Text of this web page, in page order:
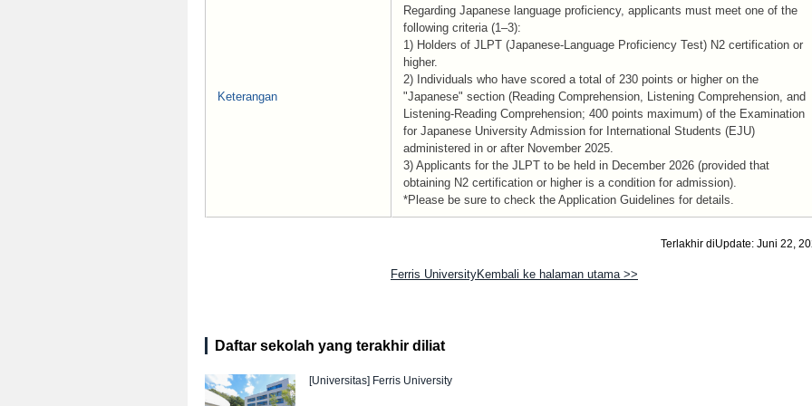
Keterangan
Regarding Japanese language proficiency, applicants must meet one of the
following criteria (1–3):
1) Holders of JLPT (Japanese-Language Proficiency Test) N2 certification or
higher.
2) Individuals who have scored a total of 230 points or higher on the
"Japanese" section (Reading Comprehension, Listening Comprehension, and
Listening-Reading Comprehension; 400 points maximum) of the Examination
for Japanese University Admission for International Students (EJU)
administered in or after November 2025.
3) Applicants for the JLPT to be held in December 2026 (provided that
obtaining N2 certification or higher is a condition for admission).
*Please be sure to check the Application Guidelines for details.
Terlakhir diUpdate: Juni 22,
Ferris UniversityKembali ke halaman utama >>
Daftar sekolah yang terakhir diliat
[Universitas] Ferris University